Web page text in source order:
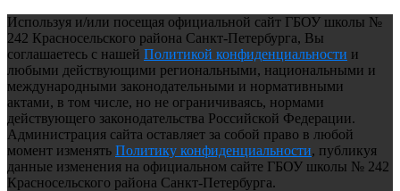
Используя и/или посещая официальной сайт ГБОУ школы №
242 Красносельского района Санкт-Петербурга, Вы
соглашаетесь с нашей Политикой конфиденциальности и
любыми действующими региональными, национальными и
международными законодательными и нормативными
актами, в том числе, но не ограничиваясь, нормами
действующего законодательства Российской Федерации.
Администрация сайта оставляет за собой право в любой
момент изменять Политику конфиденциальности, публикуя
данные изменения на официальном сайте ГБОУ школы № 242
Красносельского района Санкт-Петербурга.